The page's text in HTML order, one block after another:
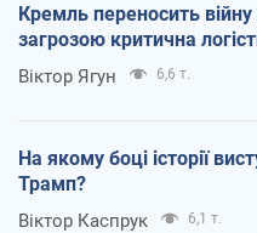
Кремль переносить
загрозою критична
Віктор Ягун 6,6 т.
На якому боці історії
Трамп?
Віктор Каспрук 6,1 т.